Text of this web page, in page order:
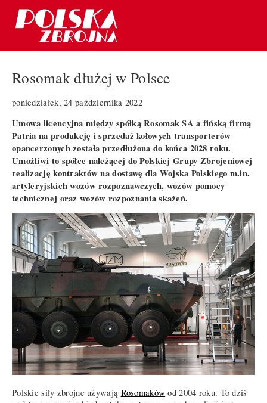
Rosomak dłużej w Polsce
poniedziałek, 24 października 2022
Umowa licencyjna między spółką Rosomak SA a fińską firmą
Patria na produkcję i sprzedaż kołowych transporterów
opancerzonych została przedłużona do końca 2028 roku.
Umożliwi to spółce należącej do Polskiej Grupy Zbrojeniowej
realizację kontraktów na dostawę dla Wojska Polskiego m.in.
artyleryjskich wozów rozpoznawczych, wozów pomocy
technicznej oraz wozów rozpoznania skażeń.
Polskie siły zbrojne używają Rosomaków od 2004 roku. To dziś